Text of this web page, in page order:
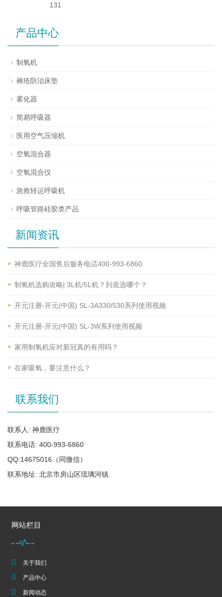
131
产品中心
制氧机
褥疮防治床垫
雾化器
简易呼吸器
医用空气压缩机
空氧混合器
空氧混合仪
急救转运呼吸机
呼吸管路硅胶类产品
新闻资讯
神鹿医疗全国售后服务电话400-993-6860
制氧机选购攻略| 3L机/5L机？到底选哪个？
开元注册-开元(中国) SL-3A330/530系列使用视频
开元注册-开元(中国) SL-3W系列使用视频
家用制氧机应对新冠真的有用吗？
在家吸氧，要注意什么？
联系我们
联系人: 神鹿医疗
联系电话: 400-993-6860
QQ:14675016（同微信）
联系地址: 北京市房山区琉璃河镇
网站栏目
关于我们
产品中心
新闻动态